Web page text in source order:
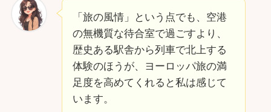
「旅の風情」という点でも、空港
の無機質な待合室で過ごすより、
歴史ある駅舎から列車で北上する
体験のほうが、ヨーロッパ旅の満
足度を高めてくれると私は感じて
います。